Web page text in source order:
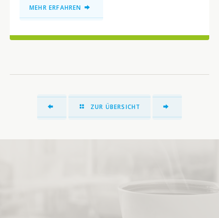
MEHR ERFAHREN
ZUR ÜBERSICHT